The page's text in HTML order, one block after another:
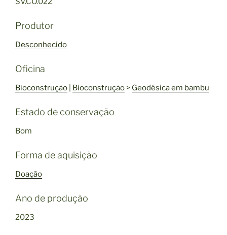
Produtor
Desconhecido
Oficina
Bioconstrução Bioconstrução > Geodésica em bambu
Estado de conservação
Bom
Forma de aquisição
Doação
Ano de produção
2023